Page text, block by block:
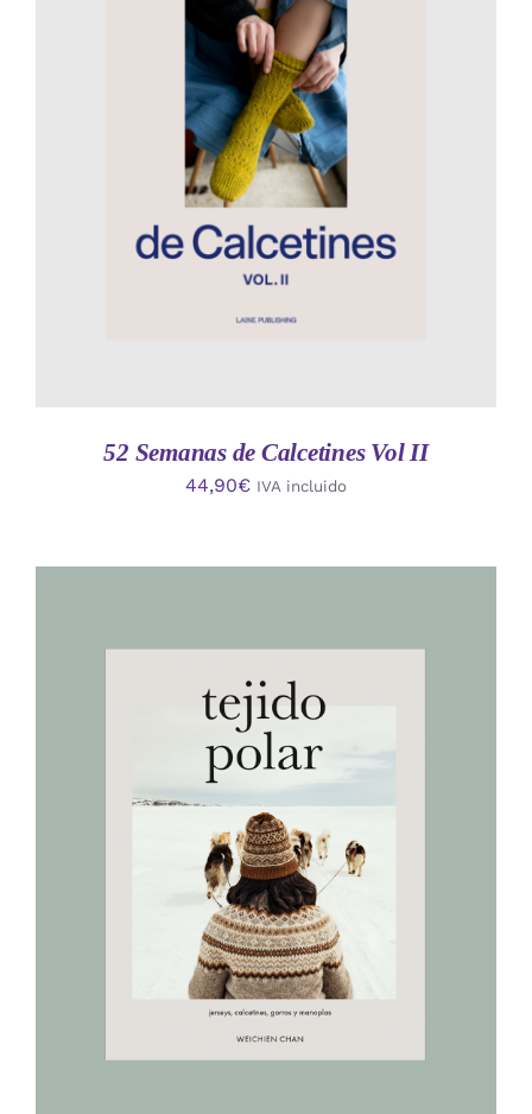
AÑADIR AL CARRITO
52 Semanas de Calcetines Vol II
44,90€ IVA incluido
AÑADIR AL CARRITO
/